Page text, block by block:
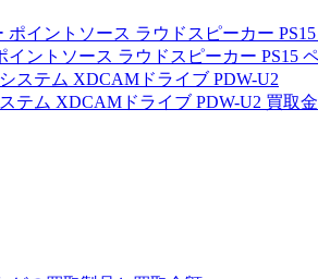
ントソース ラウドスピーカー PS15
テム XDCAMドライブ PDW-U2 買取